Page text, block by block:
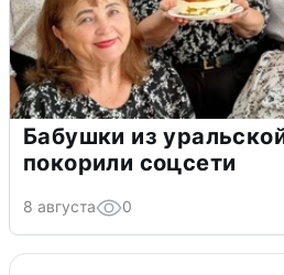
Бабушки из
покорили соцсети
8 августа 0